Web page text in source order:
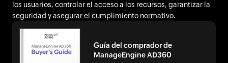
los usuarios, controlar el acceso a los recursos, garantizar la
seguridad y asegurar el cumplimiento normativo.
Guía del comprador de
ManageEngine AD360